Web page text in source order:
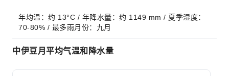
年均温：约 13°C / 年降水量：约 1149 mm / 夏季湿度：
70-80% / 最多雨月份：九月
中伊豆月平均气温和降水量